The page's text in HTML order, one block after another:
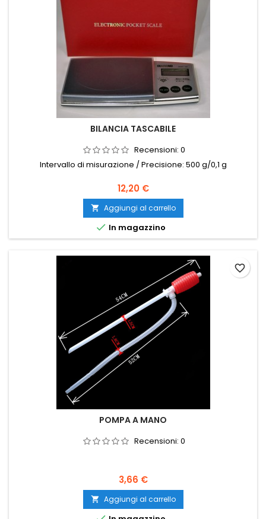
BILANCIA TASCABILE
Recensioni: 0
Intervallo di misurazione / Precisione: 500 g/0,1 g
Prezzo
12,20 €
 Aggiungi al carrello
 In magazzino
POMPA A MANO
Recensioni: 0
Prezzo
3,66 €
 Aggiungi al carrello
favorite_border